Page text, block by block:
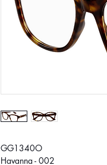
GG1340O
Havanna - 002